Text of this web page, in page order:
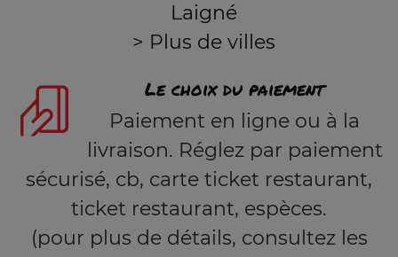
Laigné
> Plus de villes
Le choix du paiement
Paiement en ligne ou à la
livraison. Réglez par paiement
sécurisé, cb, carte ticket restaurant,
ticket restaurant, espèces.
(pour plus de détails, consultez les